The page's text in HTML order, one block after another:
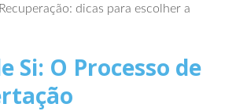
dicas para escolher a
Si: O Processo de